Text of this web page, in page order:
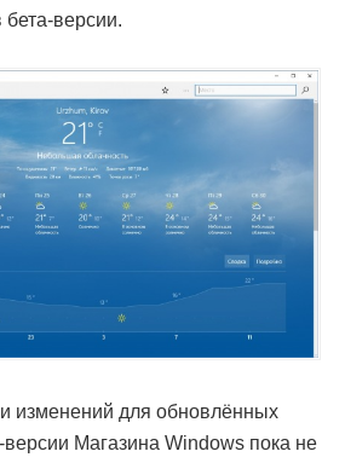
версии.
изменений для обновлённых
Магазина Windows пока не